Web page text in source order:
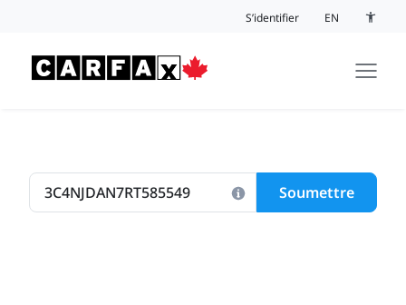
S’identifier
EN
Soumettre